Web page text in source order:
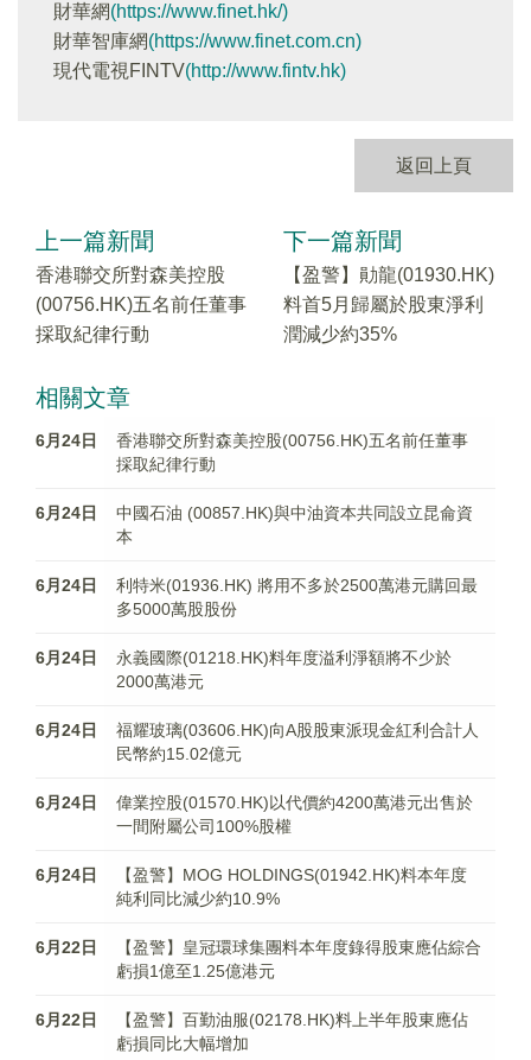
財華網(https://www.finet.hk/)
財華智庫網(https://www.finet.com.cn)
現代電視FINTV(http://www.fintv.hk)
返回上頁
上一篇新聞
香港聯交所對森美控股
(00756.HK)五名前任董事
採取紀律行動
下一篇新聞
【盈警】勛龍(01930.HK)
料首5月歸屬於股東淨利
潤減少約35%
相關文章
6月24日
香港聯交所對森美控股(00756.HK)五名前任董事
採取紀律行動
6月24日
中國石油 (00857.HK)與中油資本共同設立昆侖資
本
6月24日
利特米(01936.HK) 將用不多於2500萬港元購回最
多5000萬股股份
6月24日
永義國際(01218.HK)料年度溢利淨額將不少於
2000萬港元
6月24日
福耀玻璃(03606.HK)向A股股東派現金紅利合計人
民幣約15.02億元
6月24日
偉業控股(01570.HK)以代價約4200萬港元出售於
一間附屬公司100%股權
6月24日
【盈警】MOG HOLDINGS(01942.HK)料本年度
純利同比減少約10.9%
6月22日
【盈警】皇冠環球集團料本年度錄得股東應佔綜合
虧損1億至1.25億港元
6月22日
【盈警】百勤油服(02178.HK)料上半年股東應佔
虧損同比大幅增加